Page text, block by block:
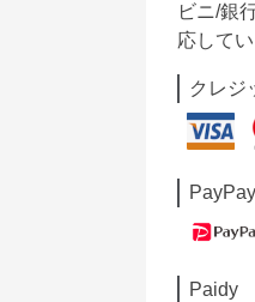
ビニ/銀
応してい
クレジ
PayPay
Paidy